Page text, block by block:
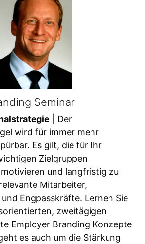
Seminar
| Der
wird für immer mehr
Es gilt, die für Ihr
Zielgruppen
und langfristig zu
Mitarbeiter,
Engpasskräfte. Lernen Sie
zweitägigen
Employer Branding Konzepte
es auch um die Stärkung